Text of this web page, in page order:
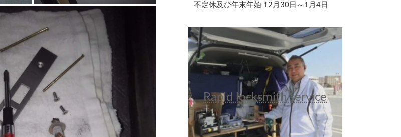
不定休及び年末年始 12月30日～1月4日
Rapid locksmith service